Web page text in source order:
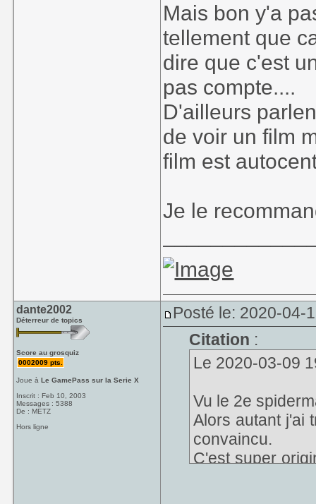
Mais bon y'a
tellement que
dire que c'est
pas compte....
D'ailleurs
de voir un film
film est
Je le
dante2002
Déterreur de topics
Score au grosquiz
0002009 pts.
Joue àLe GamePass sur la Serie X
Inscrit : Feb 10, 2003
Messages : 5388
De : METZ
Hors ligne
Posté le: 2020-04-
Citation :
Le 2020-03-09
Vu le 2e
Alors autant j'ai
convaincu.
C'est super